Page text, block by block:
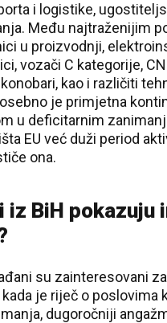
i logistike,
Među najtraženijim
u proizvodnji,
vozači C kategorije,
kao i različiti
je primjetna
u deficitarnim
EU već duži period
ona.
iz BiH pokazuju
su zainteresovani
je riječ o poslovima
dugoročniji